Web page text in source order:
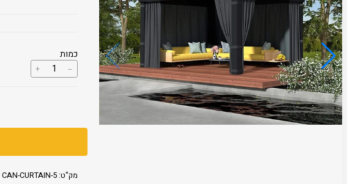
כמות
--
כמות
של
+
מק"ט: CAN-CURTAIN-5